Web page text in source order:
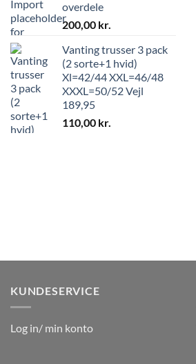
overdele
200,00 kr.
Vanting trusser 3 pack
(2 sorte+1 hvid)
Xl=42/44 XXL=46/48
XXXL=50/52 Vejl
189,95
110,00 kr.
KUNDESERVICE
Log in/ min konto